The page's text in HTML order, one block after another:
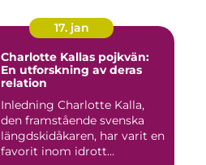
17. jan
Charlotte Kallas pojkvän:
En utforskning av deras
relation
Inledning Charlotte Kalla,
den framstående svenska
längdskidåkaren, har varit en
favorit inom idrott...